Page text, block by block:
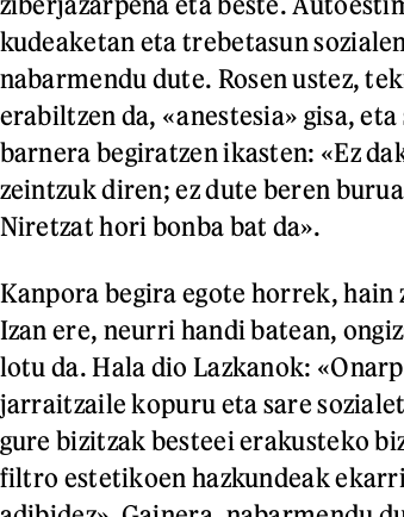
kudeaketan eta trebetasun
nabarmendu dute. Rosen ustez,
erabiltzen da, «anestesia» gisa,
barnera begiratzen ikasten: «Ez
zeintzuk diren; ez dute beren
Niretzat hori bonba bat da».
Kanpora begira egote horrek,
Izan ere, neurri handi batean,
lotu da. Hala dio Lazkanok:
jarraitzaile kopuru eta sare
gure bizitzak besteei erakusteko
filtro estetikoen hazkundeak